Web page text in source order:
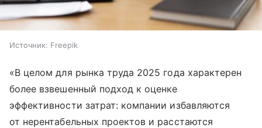
Источник: Freepik
«В целом для рынка труда 2025 года характерен
более взвешенный подход к оценке
эффективности затрат: компании избавляются
от нерентабельных проектов и расстаются